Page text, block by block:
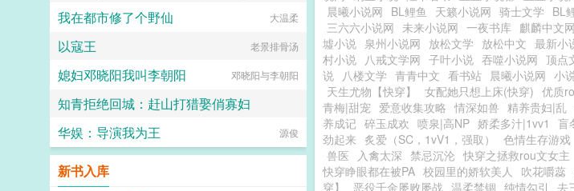
晨曦小说网 BL鲤鱼 天籁小说网 骑士文学 BL
三六六小说网 未来小说网 一夜书库 麒麟中文网
墟小说 泉州小说网 放松文学 放松中文 最新小
村小说 八戒文学网 子叶小说 吞噬小说网 顶点
说 八楼文学 青青中文 看书站 晨曦小说网 小
天生尤物【快穿】
女配她只想上床(快穿) 优质
青梅|甜宠 爱意收集攻略 情深如兽 精养贵妇|乱
养成记 碎玉成欢 喷泉|高NP 娇柔多汁|1vv1 盲
劲起来 炙爱（SC，1vV1，强取） 色情生存游戏
兽医
入禽太深 禁忌沉沦 快穿之拯救rou文女主
快穿睁眼都在被PA 校园里的娇软美人 吹花嚼蕊
穿】
恶役千金屡败屡战 温柔禁锢 纯情勾引 去
我在都市修了个野仙 大温柔
以寇王 老景排骨汤
媳妇邓晓阳我叫李朝阳 邓晓阳与李朝阳
知青拒绝回城：赶山打猎娶俏寡妇
风信子的春天
华娱：导演我为王 源俊
新书入库